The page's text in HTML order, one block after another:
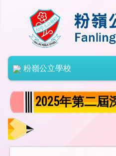
粉嶺公立學校
2025年第二屆